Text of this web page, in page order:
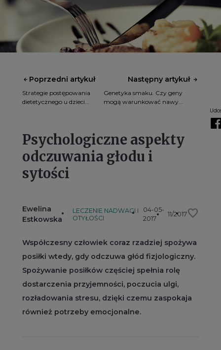
Poprzedni artykuł
Strategie postępowania
dietetycznego u dzieci...
Następny artykuł
Genetyka smaku. Czy geny
mogą warunkować nawy...
Psychologiczne aspekty
odczuwania głodu i
sytości
Ewelina
Estkowska
LECZENIE NADWAGI I
OTYŁOŚCI
04-05-
2017
11/2017favorite
Współczesny człowiek coraz rzadziej spożywa
posiłki wtedy, gdy odczuwa głód fizjologiczny.
Spożywanie posiłków częściej spełnia rolę
dostarczenia przyjemności, poczucia ulgi,
rozładowania stresu, dzięki czemu zaspokaja
również potrzeby emocjonalne.